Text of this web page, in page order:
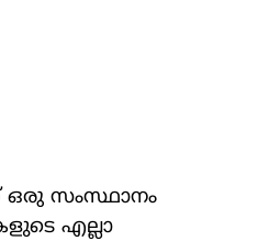
ഒരു സംസ്ഥാനം
എല്ലാ